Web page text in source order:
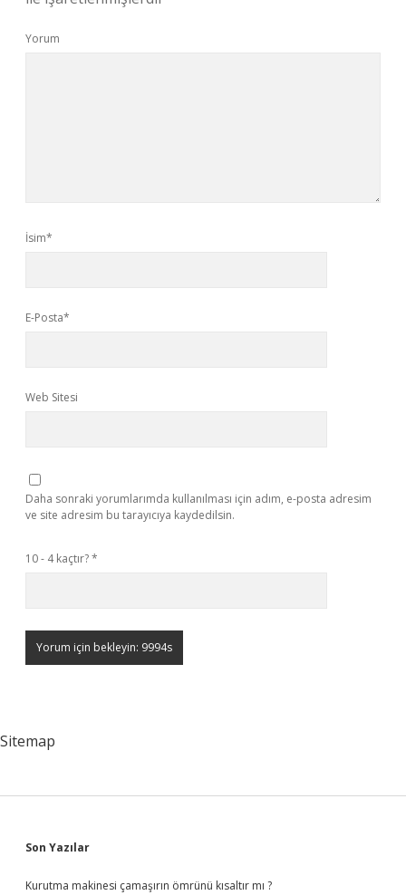
Yorum
İsim*
E-Posta*
Web Sitesi
Daha sonraki yorumlarımda kullanılması için adım, e-posta adresim
ve site adresim bu tarayıcıya kaydedilsin.
10 - 4 kaçtır?*
Sitemap
Sidebar
Son Yazılar
Kurutma makinesi çamaşırın ömrünü kısaltır mı ?